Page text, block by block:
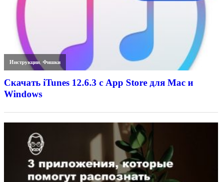
Инструкции,Фишки
Скачать iTunes 12.6.3 с App Store для Mac и
Windows